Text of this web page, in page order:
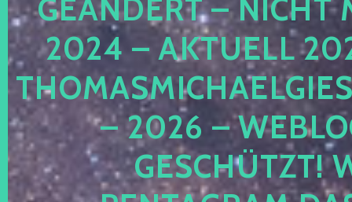
GEÄNDERT – NICHT
2024 – AKTUELL
– 2026 –
ESCHÜTZT!